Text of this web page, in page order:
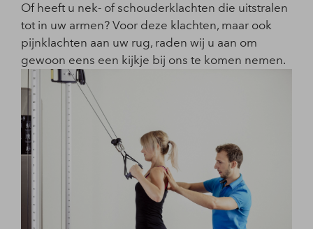
Of heeft u nek- of schouderklachten die uitstralen
tot in uw armen? Voor deze klachten, maar ook
pijnklachten aan uw rug, raden wij u aan om
gewoon eens een kijkje bij ons te komen nemen.